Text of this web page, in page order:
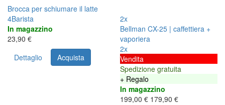
Brocca per schiumare il latte
4Barista
In magazzino
23,90 €
Dettaglio
Acquista
2x
Bellman CX-25 | caffettiera +
vaporiera
2x
Vendita
Spedizione gratuita
+ Regalo
In magazzino
199,00 € 179,90 €